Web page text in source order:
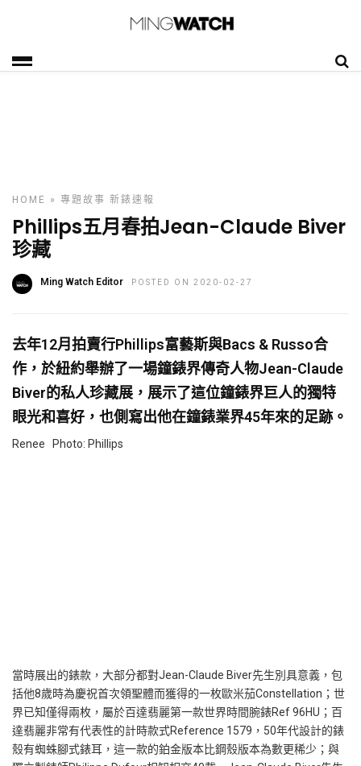
HOME » 專題故事 新錶速報
Phillips五月春拍Jean-Claude Biver
珍藏
Ming Watch Editor POSTED ON 2020-02-27
去年12月拍賣行Phillips富藝斯與Bacs & Russo合
作，於紐約舉辦了一場鐘錶界傳奇人物Jean-Claude
Biver的私人珍藏展，展示了這位鐘錶界巨人的獨特
眼光和喜好，也側寫出他在鐘錶業界45年來的足跡。
Renee Photo: Phillips
當時展出的錶款，大部分都對Jean-Claude Biver先生別具意義，包
括他8歲時為慶祝首次領聖體而獲得的一枚歐米茄Constellation；世
界已知僅得兩枚，屬於百達翡麗第一款世界時間腕錶Ref 96HU；百
達翡麗非常有代表性的計時款式Reference 1579，50年代設計的錶
殼有蜘蛛腳式錶耳，這一款的鉑金版本比鋼殼版本為數更稀少；與